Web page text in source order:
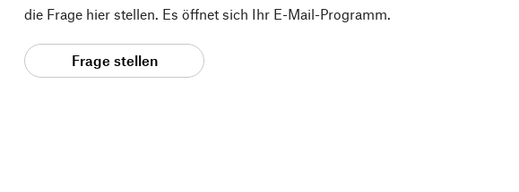
die Frage hier stellen. Es öffnet sich Ihr E-Mail-Programm.
Frage stellen